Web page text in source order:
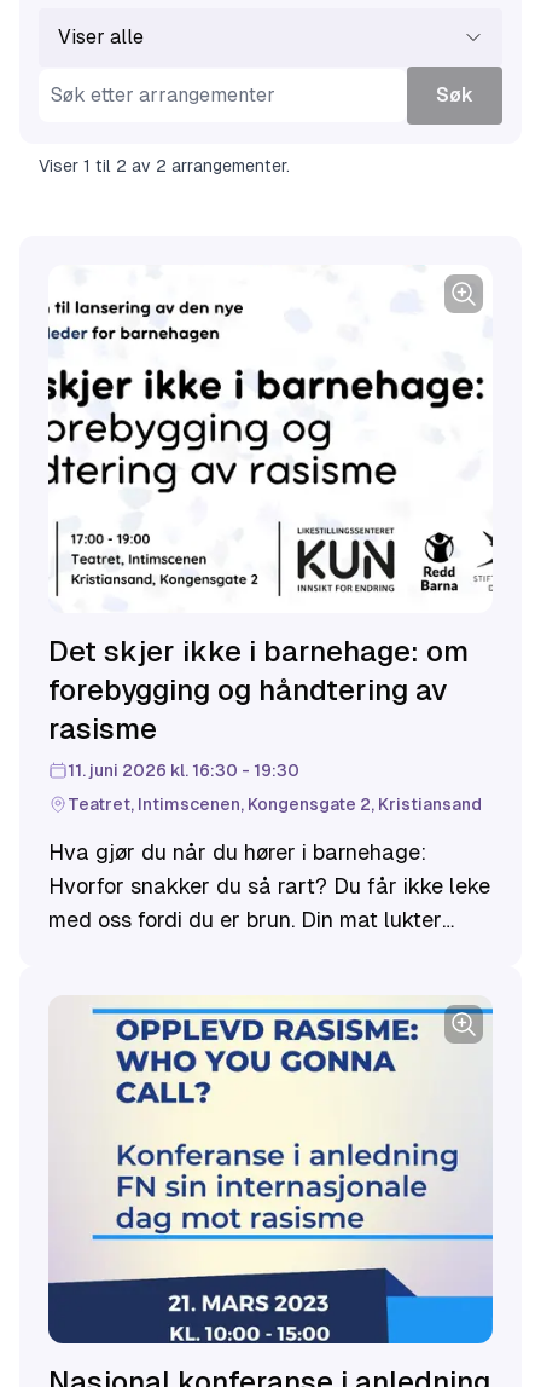
Viser alle
Søk
Viser 1 til 2 av 2 arrangementer.
Det skjer ikke i barnehage: om
forebygging og håndtering av
rasisme
11. juni 2026 kl. 16:30 - 19:30
Teatret, Intimscenen, Kongensgate 2, Kristiansand
Hva gjør du når du hører i barnehage:
Hvorfor snakker du så rart? Du får ikke leke
med oss fordi du er brun. Din mat lukter